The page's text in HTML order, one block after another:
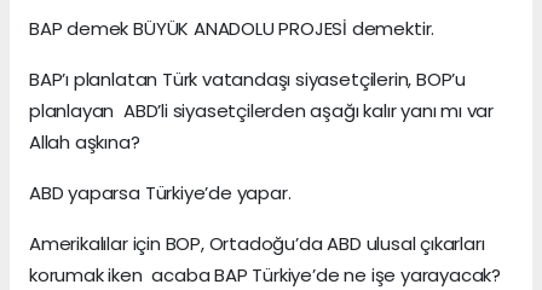
BAP demek BÜYÜK ANADOLU PROJESİ demektir.
BAP’ı planlatan Türk vatandaşı siyasetçilerin, BOP’u
planlayan ABD’li siyasetçilerden aşağı kalır yanı mı var
Allah aşkına?
ABD yaparsa Türkiye’de yapar.
Amerikalılar için BOP, Ortadoğu’da ABD ulusal çıkarları
korumak iken acaba BAP Türkiye’de ne işe yarayacak?